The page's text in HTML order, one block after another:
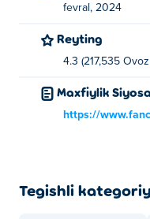
mumkin.
fevral, 2024
Reyting
4.3 (217,535
Maxfiylik
https://
Tegishli